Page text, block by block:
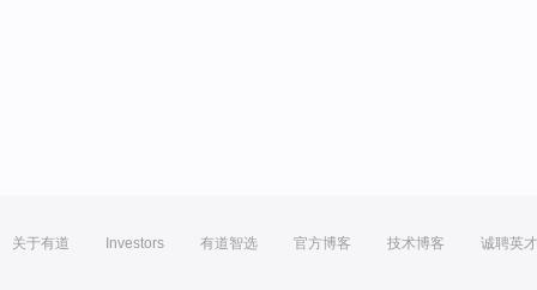
关于有道 Investors 有道智选 官方博客 技术博客 诚聘英才